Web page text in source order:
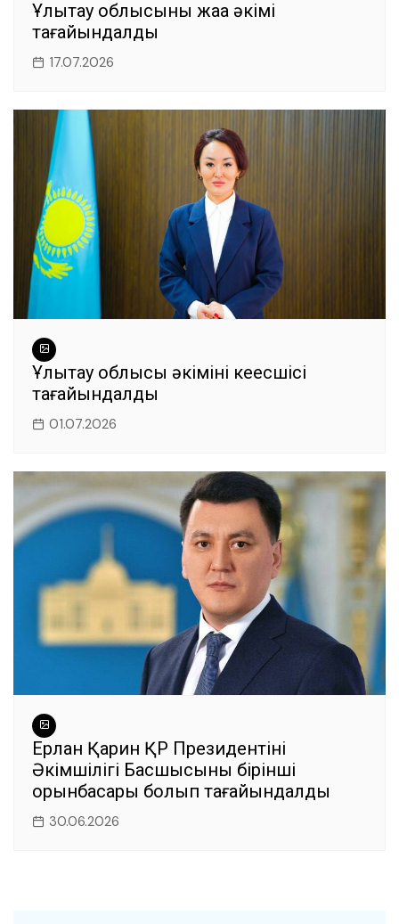
Ұлытау облысының жаңа әкімі
тағайындалды
17.07.2026
Ұлытау облысы әкімінің кеңесшісі
тағайындалды
01.07.2026
Ерлан Қарин ҚР Президентінің
Әкімшілігі Басшысының бірінші
орынбасары болып тағайындалды
30.06.2026